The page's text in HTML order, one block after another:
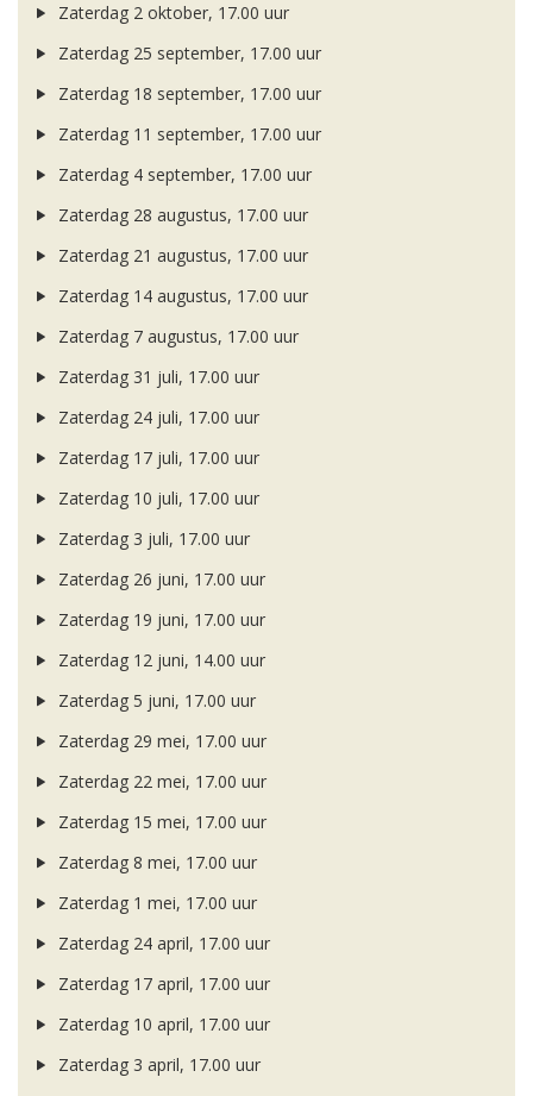
Zaterdag 2 oktober, 17.00 uur
Zaterdag 25 september, 17.00 uur
Zaterdag 18 september, 17.00 uur
Zaterdag 11 september, 17.00 uur
Zaterdag 4 september, 17.00 uur
Zaterdag 28 augustus, 17.00 uur
Zaterdag 21 augustus, 17.00 uur
Zaterdag 14 augustus, 17.00 uur
Zaterdag 7 augustus, 17.00 uur
Zaterdag 31 juli, 17.00 uur
Zaterdag 24 juli, 17.00 uur
Zaterdag 17 juli, 17.00 uur
Zaterdag 10 juli, 17.00 uur
Zaterdag 3 juli, 17.00 uur
Zaterdag 26 juni, 17.00 uur
Zaterdag 19 juni, 17.00 uur
Zaterdag 12 juni, 14.00 uur
Zaterdag 5 juni, 17.00 uur
Zaterdag 29 mei, 17.00 uur
Zaterdag 22 mei, 17.00 uur
Zaterdag 15 mei, 17.00 uur
Zaterdag 8 mei, 17.00 uur
Zaterdag 1 mei, 17.00 uur
Zaterdag 24 april, 17.00 uur
Zaterdag 17 april, 17.00 uur
Zaterdag 10 april, 17.00 uur
Zaterdag 3 april, 17.00 uur